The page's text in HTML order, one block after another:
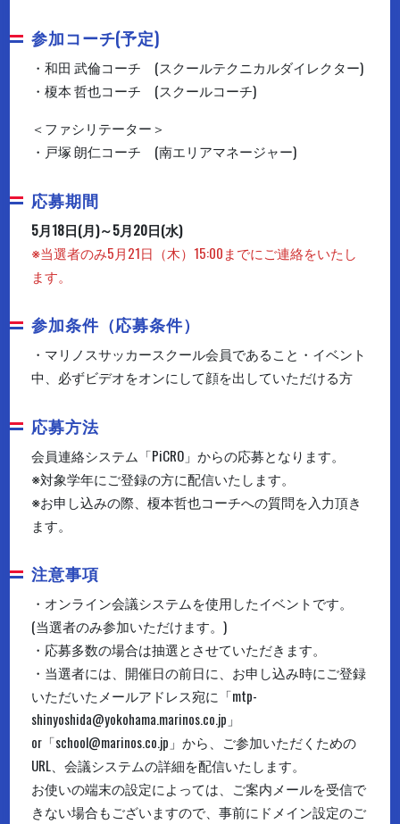
参加コーチ(予定)
・和田 武倫コーチ (スクールテクニカルダイレクター)
・榎本 哲也コーチ (スクールコーチ)
＜ファシリテーター＞
・戸塚 朗仁コーチ (南エリアマネージャー)
応募期間
5月18日(月)～5月20日(水)
※当選者のみ5月21日（木）15:00までにご連絡をいたし
ます。
参加条件（応募条件）
・マリノスサッカースクール会員であること・イベント
中、必ずビデオをオンにして顔を出していただける方
応募方法
会員連絡システム「PiCRO」からの応募となります。
※対象学年にご登録の方に配信いたします。
※お申し込みの際、榎本哲也コーチへの質問を入力頂き
ます。
注意事項
・オンライン会議システムを使用したイベントです。
(当選者のみ参加いただけます。)
・応募多数の場合は抽選とさせていただきます。
・当選者には、開催日の前日に、お申し込み時にご登録
いただいたメールアドレス宛に「mtp-
shinyoshida@yokohama.marinos.co.jp」
or「school@marinos.co.jp」から、ご参加いただくための
URL、会議システムの詳細を配信いたします。
お使いの端末の設定によっては、ご案内メールを受信で
きない場合もございますので、事前にドメイン設定のご